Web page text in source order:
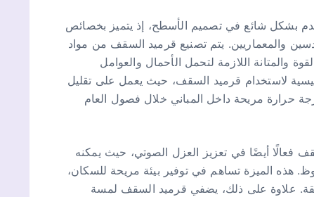
بشكل شائع في تصميم الأسطح، إذ يتميز بخصائص
والمعماريين. يتم تصنيع قرميد السقف من مواد
والمتانة اللازمة لتحمل الأحمال والعوامل
لاستخدام قرميد السقف، حيث يعمل على تقليل
حرارة مريحة داخل المباني خلال فصول العام
فعالًا أيضًا في تعزيز العزل الصوتي، حيث يمكنه
هذه الميزة تساهم في توفير بيئة مريحة للسكان،
علاوة على ذلك، يضفي قرميد السقف لمسة